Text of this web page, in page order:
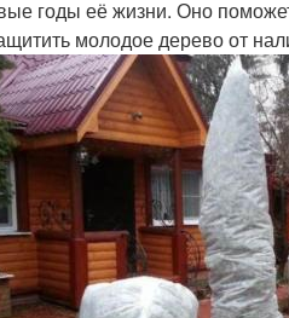
годы её жизни. Оно
молодое дерево от